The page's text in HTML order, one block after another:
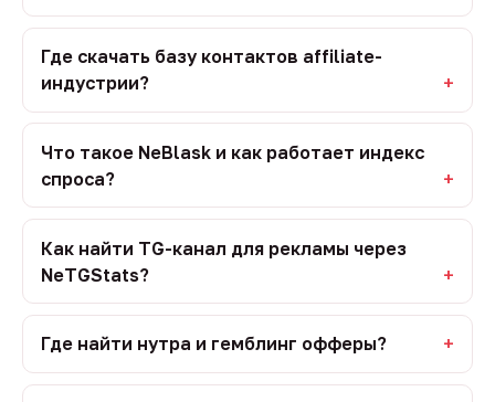
Где скачать базу контактов affiliate-
индустрии?
Что такое NeBlask и как работает индекс
спроса?
Как найти TG-канал для рекламы через
NeTGStats?
Где найти нутра и гемблинг офферы?